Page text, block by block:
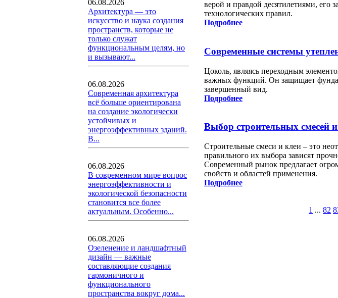
06.08.2026
Архитектура — это
искусство и наука создания
пространств, которые не
только служат
функциональным целям, но
и вызывают...
06.08.2026
Современная архитектура
всё больше ориентирована
на создание экологически
устойчивых и
энергоэффективных зданий.
В...
06.08.2026
В современном мире вопрос
энергоэффективности и
экологической безопасности
становится все более
актуальным. Особенно...
06.08.2026
Озеленение и ландшафтный
дизайн — важные
составляющие создания
гармоничного и
функционального
пространства вокруг дома...
верой и правдой десятилетиями, его
технологических правил.
Подробнее
Современные системы
Цоколь, являясь переходным
важных функций. Он защищает
завершенный вид.
Подробнее
Выбор строительных смесей
Строительные смеси и клеи – это
правильного их выбора зависят
Современный рынок предлагает
свойств и областей применения.
Подробнее
1 ... 82